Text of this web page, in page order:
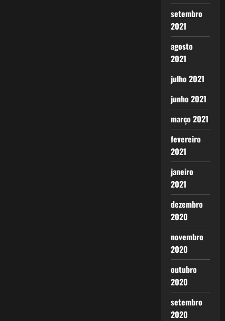
setembro
2021
agosto
2021
julho 2021
junho 2021
março 2021
fevereiro
2021
janeiro
2021
dezembro
2020
novembro
2020
outubro
2020
setembro
2020